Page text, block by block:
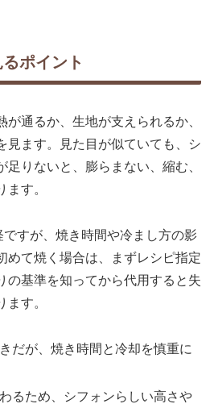
ポイント
通るか、生地が支えられるか、
見ます。見た目が似ていても、シ
足りないと、膨らまない、縮む、
す。
すが、焼き時間や冷まし方の影
めて焼く場合は、まずレシピ指定
の基準を知ってから代用すると失
す。
だが、焼き時間と冷却を慎重に
るため、シフォンらしい高さや